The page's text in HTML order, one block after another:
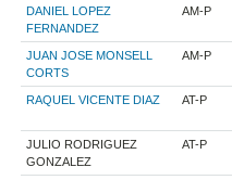
DANIEL LOPEZ
FERNANDEZ
AM-P
JUAN JOSE MONSELL
CORTS
AM-P
RAQUEL VICENTE DIAZ AT-P
JULIO RODRIGUEZ
GONZALEZ
AT-P